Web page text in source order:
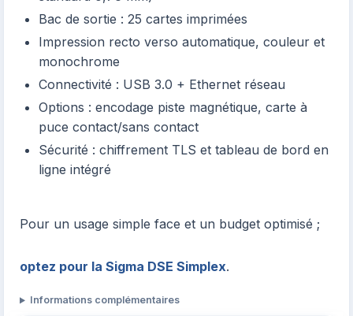
Bac de sortie : 25 cartes imprimées
Impression recto verso automatique, couleur et
monochrome
Connectivité : USB 3.0 + Ethernet réseau
Options : encodage piste magnétique, carte à
puce contact/sans contact
Sécurité : chiffrement TLS et tableau de bord en
ligne intégré
Pour un usage simple face et un budget optimisé ;
optez pour la Sigma DSE Simplex.
Informations complémentaires